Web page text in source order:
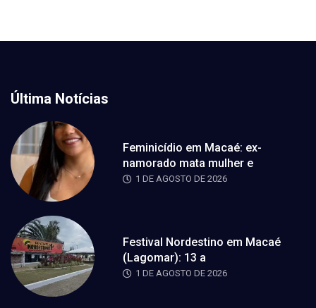
Última Notícias
Feminicídio em Macaé: ex-
namorado mata mulher e
1 DE AGOSTO DE 2026
Festival Nordestino em Macaé
(Lagomar): 13 a
1 DE AGOSTO DE 2026